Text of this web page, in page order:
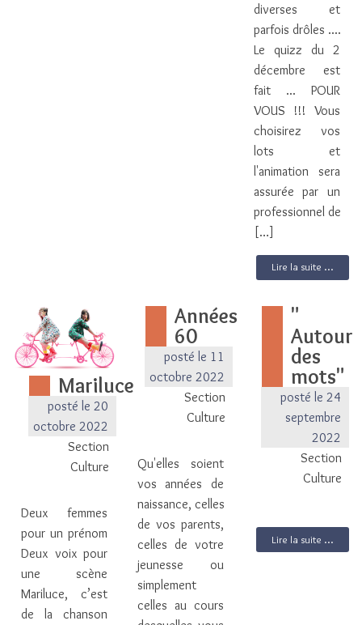
diverses et
parfois drôles ....
Le quizz du 2
décembre est
fait ... POUR
VOUS !!! Vous
choisirez vos
lots et
l'animation sera
assurée par un
professionnel de
[…]
Lire la suite ...
Mariluce
posté le 20
octobre 2022
Section
Culture
Deux femmes
pour un prénom
Deux voix pour
une scène
Mariluce, c’est
de la chanson
Années
60
posté le 11
octobre 2022
Section
Culture
Qu'elles soient
vos années de
naissance, celles
de vos parents,
celles de votre
jeunesse ou
simplement
celles au cours
"
Autour
des
mots"
posté le 24
septembre
2022
Section
Culture
Lire la suite ...